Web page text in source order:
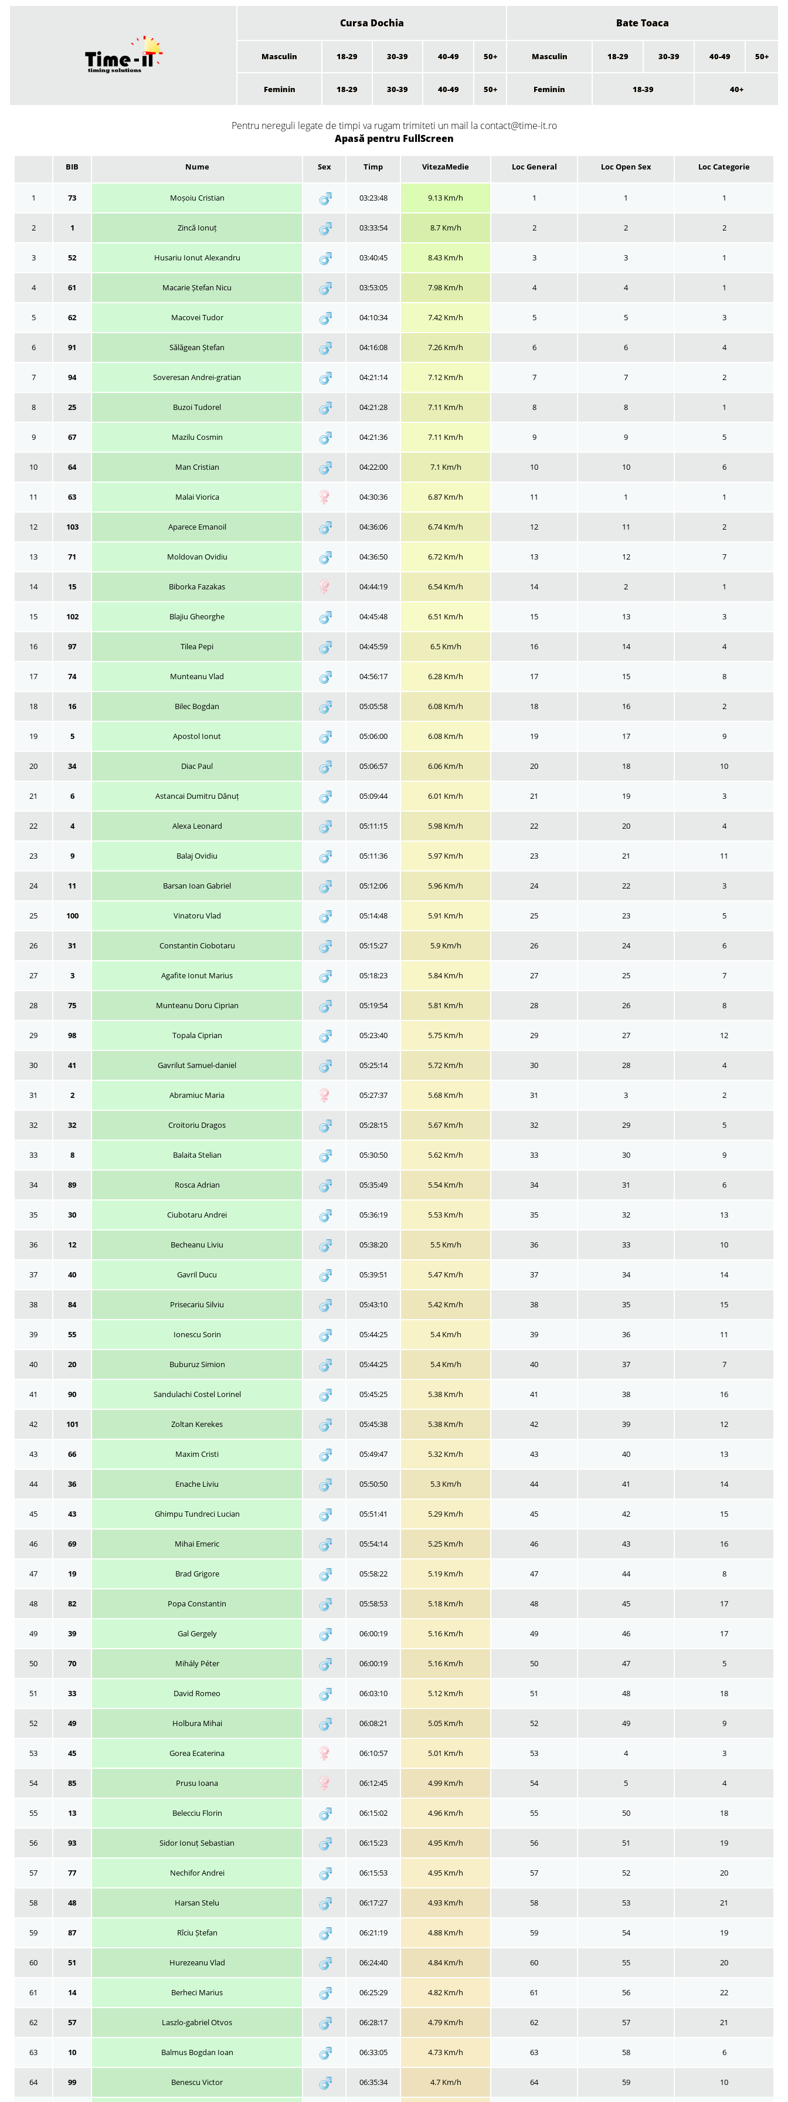
Cursa Dochia Bate Toaca
Masculin 18-29 30-39 40-49 50+ Masculin 18-29 30-39 40-49 50+
Feminin 18-29 30-39 40-49 50+ Feminin 18-39 40+
Pentru nereguli legate de timpi va rugam trimiteti un mail la contact@time-it.ro
Apasă pentru FullScreen